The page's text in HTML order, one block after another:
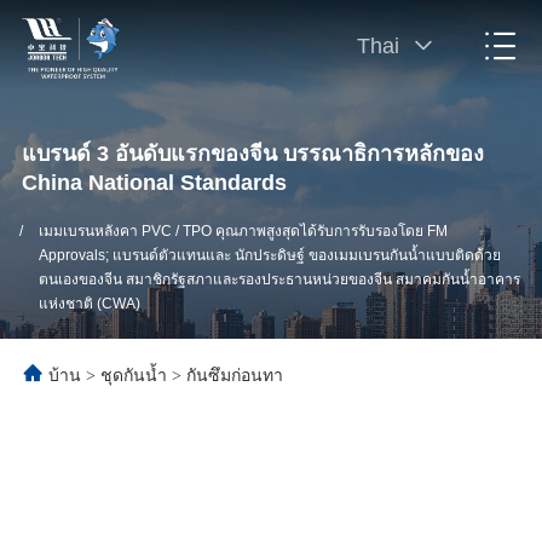
Thai
แบรนด์ 3 อันดับแรกของจีน บรรณาธิการหลักของ
China National Standards
/
เมมเบรนหลังคา PVC / TPO คุณภาพสูงสุดได้รับการรับรองโดย FM
Approvals; แบรนด์ตัวแทนและ นักประดิษฐ์ ของเมมเบรนกันน้ำแบบติดด้วย
ตนเองของจีน สมาชิกรัฐสภาและรองประธานหน่วยของจีน สมาคมกันน้ำอาคาร
แห่งชาติ (CWA)
บ้าน > ชุดกันน้ำ > กันซึมก่อนทา